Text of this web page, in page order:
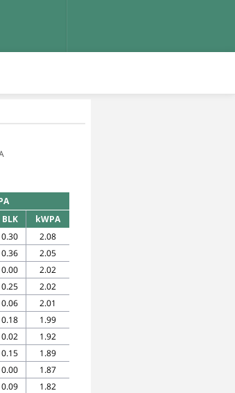
BLK
kWPA
0.30
2.08
0.36
2.05
0.00
2.02
0.25
2.02
0.06
2.01
0.18
1.99
0.02
1.92
0.15
1.89
0.00
1.87
0.09
1.82